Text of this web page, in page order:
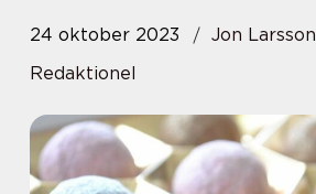
24 oktober 2023
Jon Larsson
Redaktionel